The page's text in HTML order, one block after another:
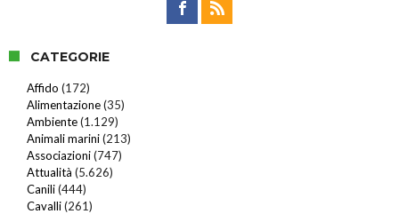
CATEGORIE
Affido (172)
Alimentazione(35)
Ambiente(1.129)
Animali marini(213)
Associazioni(747)
Attualità (5.626)
Canili(444)
Cavalli(261)